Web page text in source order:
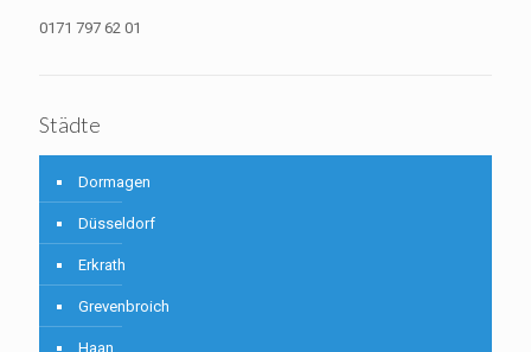
0171 797 62 01
Städte
Dormagen
Düsseldorf
Erkrath
Grevenbroich
Haan